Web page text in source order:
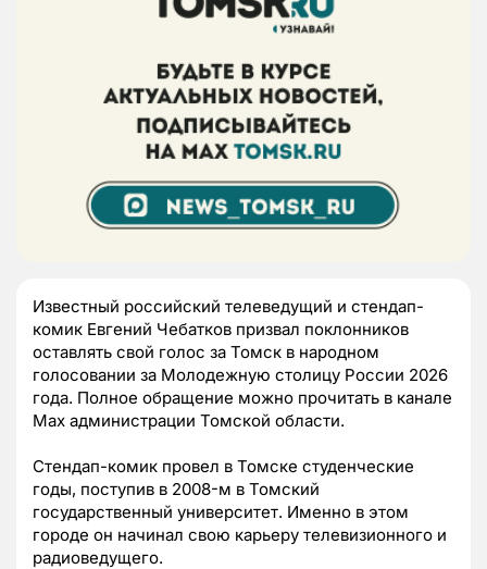
Известный российский телеведущий и стендап-
комик Евгений Чебатков призвал поклонников
оставлять свой голос за Томск в народном
голосовании за Молодежную столицу России 2026
года. Полное обращение можно прочитать в канале
Max администрации Томской области.
Стендап-комик провел в Томске студенческие
годы, поступив в 2008-м в Томский
государственный университет. Именно в этом
городе он начинал свою карьеру телевизионного и
радиоведущего.